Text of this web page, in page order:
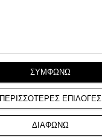
ΠΕΡΙΣΣΟΤΕΡΕΣ ΕΠΙΛΟΓΕΣ
ΔΙΑΦΩΝΩ
ΣΥΜΦΩΝΩ